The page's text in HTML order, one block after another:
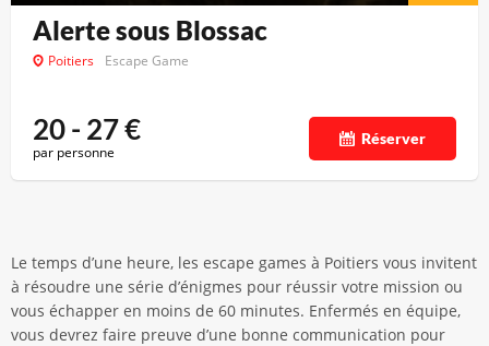
Alerte sous Blossac
Poitiers Escape Game
20 - 27€
par personne
Réserver
Le temps d’une heure, les escape games à Poitiers vous invitent
à résoudre une série d’énigmes pour réussir votre mission ou
vous échapper en moins de 60 minutes. Enfermés en équipe,
vous devrez faire preuve d’une bonne communication pour